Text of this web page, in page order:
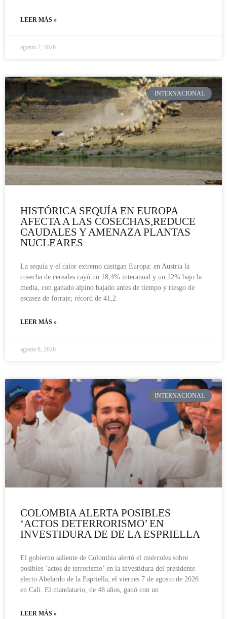
LEER MÁS »
agosto 7, 2026
INTERNACIONAL
HISTÓRICA SEQUÍA EN EUROPA
AFECTA A LAS COSECHAS,REDUCE
CAUDALES Y AMENAZA PLANTAS
NUCLEARES
La sequía y el calor extremo castigan Europa: en Austria la
cosecha de cereales cayó un 18,4% interanual y un 12% bajo la
media, con ganado alpino bajado antes de tiempo y riesgo de
escasez de forraje; récord de 41,2
LEER MÁS »
agosto 6, 2026
INTERNACIONAL
COLOMBIA ALERTA POSIBLES
‘ACTOS DETERRORISMO’ EN
INVESTIDURA DE DE LA ESPRIELLA
El gobierno saliente de Colombia alertó el miércoles sobre
posibles ‘actos de terrorismo’ en la investidura del presidente
electo Abelardo de la Espriella, el viernes 7 de agosto de 2026
en Cali. El mandatario, de 48 años, ganó con un
LEER MÁS »